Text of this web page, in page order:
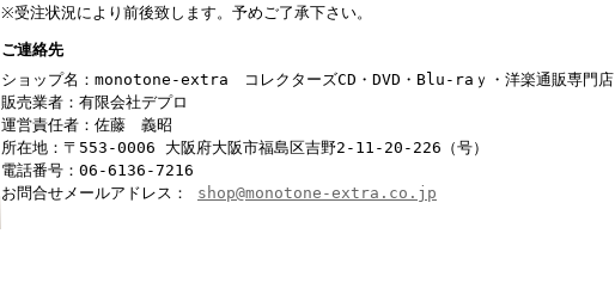
※受注状況により前後致します。予めご了承下さい。
ご連絡先
ショップ名：monotone-extra コレクターズCD・DVD・Blu-raｙ・洋楽通販専門店
販売業者：有限会社デプロ
運営責任者：佐藤 義昭
所在地：〒553-0006 大阪府大阪市福島区吉野2-11-20-226（号）
電話番号：06-6136-7216
お問合せメールアドレス： shop@monotone-extra.co.jp